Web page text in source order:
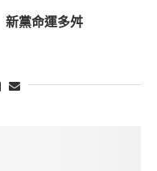
黨命運多舛